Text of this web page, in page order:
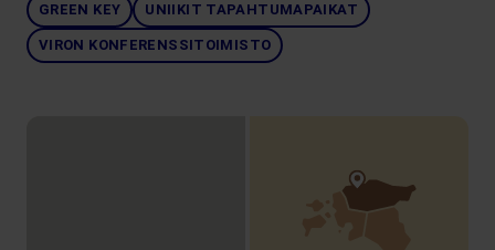
GREEN KEY UNIIKIT TAPAHTUMAPAIKAT
VIRON KONFERENSSITOIMISTO